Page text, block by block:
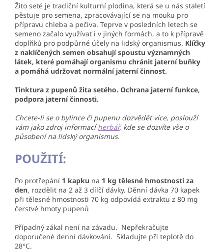
Žito seté je tradiční kulturní plodina, která se u nás staletí
pěstuje pro semena, zpracovávající se na mouku pro
přípravu chleba a pečiva. Teprve v posledních letech se
semeno začalo využívat i v jiných formách, a to k přípravě
doplňků pro podpůrné účely na lidský organismus. Klíčky
z naklíčených semen obsahují spoustu významných
látek, které pomáhají organismu chránit jaterní buňky
a pomáhá udržovat normální jaterní činnost.
Tinktura z pupenů žita setého. Ochrana jaterní funkce,
podpora jaterní činnosti.
Chcete-li se o bylince či pupenu dozvědět více, poslouží
vám jako zdroj informacíherbář, kde se dozvíte vše o
působení na lidský organismus.
POUŽITÍ:
Po protřepání 1 kapku na 1 kg tělesné hmostnosti za
den, rozdělit na 2 až 3 dílčí dávky. Děnní dávka 70 kapek
při tělesné hmostnosti 70 kg odpovídá extraktu z 80 mg
čerstvé hmoty pupenů
Případný zákal není na závadu. Nepřekračujte
doporučené denní dávkování. Skladujte při teplotě do
28°C.